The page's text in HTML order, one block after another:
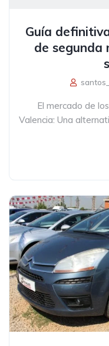
Guía
de segunda
El mercado de
Valencia: Una